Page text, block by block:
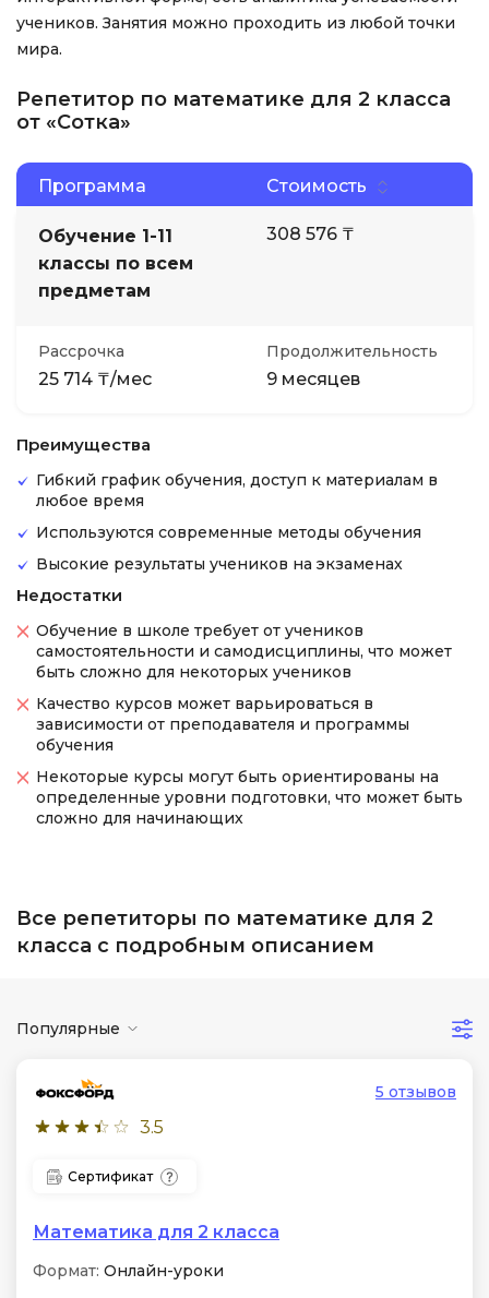
учеников. Занятия можно проходить из любой точки
мира.
Репетитор по математике для 2 класса
от «Сотка»
Программа Стоимость
Обучение 1-11
классы по всем
предметам
308 576 ₸
Рассрочка
25 714 ₸/мес
Продолжительность
9 месяцев
Преимущества
Гибкий график обучения, доступ к материалам в
любое время
Используются современные методы обучения
Высокие результаты учеников на экзаменах
Недостатки
Обучение в школе требует от учеников
самостоятельности и самодисциплины, что может
быть сложно для некоторых учеников
Качество курсов может варьироваться в
зависимости от преподавателя и программы
обучения
Некоторые курсы могут быть ориентированы на
определенные уровни подготовки, что может быть
сложно для начинающих
Все репетиторы по математике для 2
класса с подробным описанием
Популярные
3.5
5 отзывов
Сертификат
Математика для 2 класса
Формат: Онлайн-уроки